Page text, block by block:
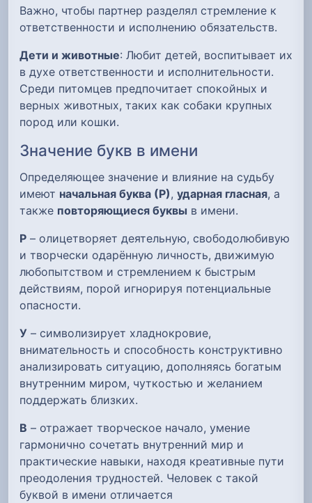
Важно, чтобы партнер разделял стремление к
ответственности и исполнению обязательств.
Дети и животные: Любит детей, воспитывает их
в духе ответственности и исполнительности.
Среди питомцев предпочитает спокойных и
верных животных, таких как собаки крупных
пород или кошки.
Значение букв в имени
Определяющее значение и влияние на судьбу
имеют начальная буква (Р), ударная гласная, а
также повторяющиеся буквы в имени.
Р – олицетворяет деятельную, свободолюбивую
и творчески одарённую личность, движимую
любопытством и стремлением к быстрым
действиям, порой игнорируя потенциальные
опасности.
У – символизирует хладнокровие,
внимательность и способность конструктивно
анализировать ситуацию, дополняясь богатым
внутренним миром, чуткостью и желанием
поддержать близких.
В – отражает творческое начало, умение
гармонично сочетать внутренний мир и
практические навыки, находя креативные пути
преодоления трудностей. Человек с такой
буквой в имени отличается